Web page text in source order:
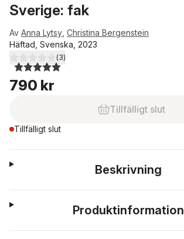
Sverige: fak
Av Anna Lytsy Christina Bergenstein
Häftad, Svenska, 2023
5,0utav 5 stjärnor. Totalt antal röster:
(3)
790 kr
Tillfälligt slut
Tillfälligt slut
Beskrivning
Produktinformation